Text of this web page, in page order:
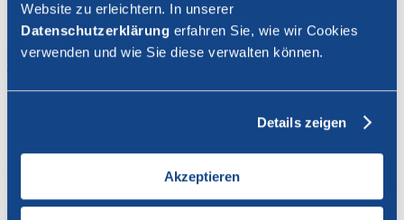
Website zu erleichtern. In unserer
Datenschutzerklärung erfahren Sie, wie wir Cookies
verwenden und wie Sie diese verwalten können.
Details zeigen
Akzeptieren
Fermer la recherche
En tant que membre de SWISSCOFEL, vous pouvez vous
connecter avec votre nom d'utilisateur et le mot de passe pour
accéder au contenu de cette page.
Si vous n'avez pas encore d'accès, vous pouvez demander par e-mail
votre login personnel ausecrétariat.